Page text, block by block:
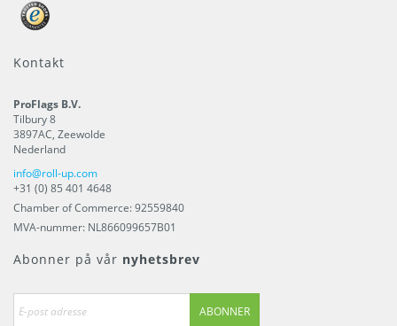
Kontakt
ProFlags B.V.
Tilbury 8
3897AC, Zeewolde
Nederland
info@roll-up.com
+31 (0) 85 401 4648
Chamber of Commerce: 92559840
MVA-nummer: NL866099657B01
Abonner på vår nyhetsbrev
ABONNER